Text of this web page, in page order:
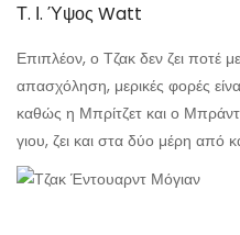
Τ. Ι. Ύψος Watt
Επιπλέον, ο Τζακ δεν ζει ποτέ
απασχόληση, μερικές φορές
καθώς η Μπρίτζετ και ο
γιου, ζει και στα δύο μέρη από